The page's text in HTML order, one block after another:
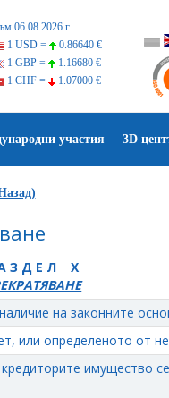
06.08.2026 г.
1 USD =
0.86640 €
1 GBP =
1.16680 €
1 CHF =
1.07000 €
участия 3D
З Д Е Л X
на законните
или определеното от
имущество